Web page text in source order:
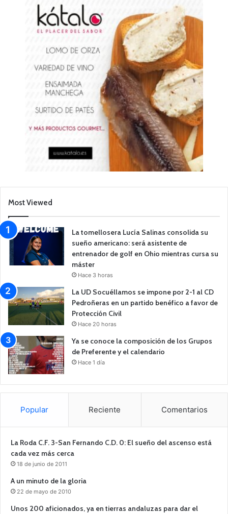
Most Viewed
La tomellosera Lucía Salinas consolida su
sueño americano: será asistente de
entrenador de golf en Ohio mientras cursa su
máster
Hace 3 horas
La UD Socuéllamos se impone por 2-1 al CD
Pedroñeras en un partido benéfico a favor de
Protección Civil
Hace 20 horas
Ya se conoce la composición de los Grupos
de Preferente y el calendario
Hace 1 día
Popular Reciente Comentarios
La Roda C.F. 3-San Fernando C.D. 0: El sueño del ascenso está
cada vez más cerca
18 de junio de 2011
A un minuto de la gloria
22 de mayo de 2010
Unos 200 aficionados, ya en tierras andaluzas para dar el